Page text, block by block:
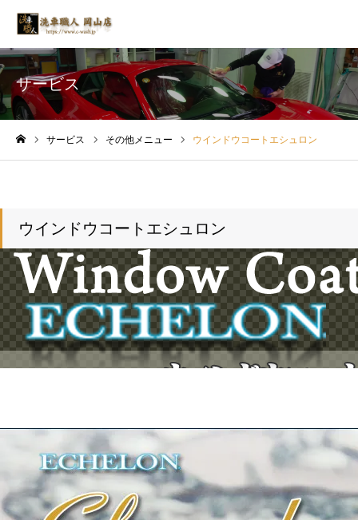
サービス
サービス その他メニュー ウインドウコートエシュロン
ウインドウコートエシュロン